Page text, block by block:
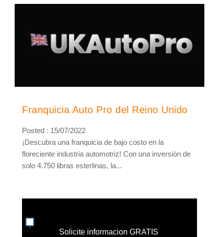
Franquicia Auto Pro del Reino Unido
Posted : 15/07/2022
¡Descubra una franquicia de bajo costo en la
floreciente industria automotriz! Con una inversión de
solo 4.750 libras esterlinas, la...
Solicite informacion GRATIS